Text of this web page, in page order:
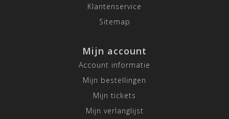
Klantenservice
Sitemap
Mijn account
Account informatie
Mijn bestellingen
Mijn tickets
Mijn verlanglijst